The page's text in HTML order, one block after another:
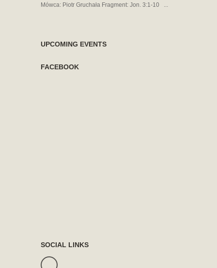
Mówca: Piotr Gruchała Fragment: Jon. 3:1-10 ...
UPCOMING EVENTS
FACEBOOK
SOCIAL LINKS